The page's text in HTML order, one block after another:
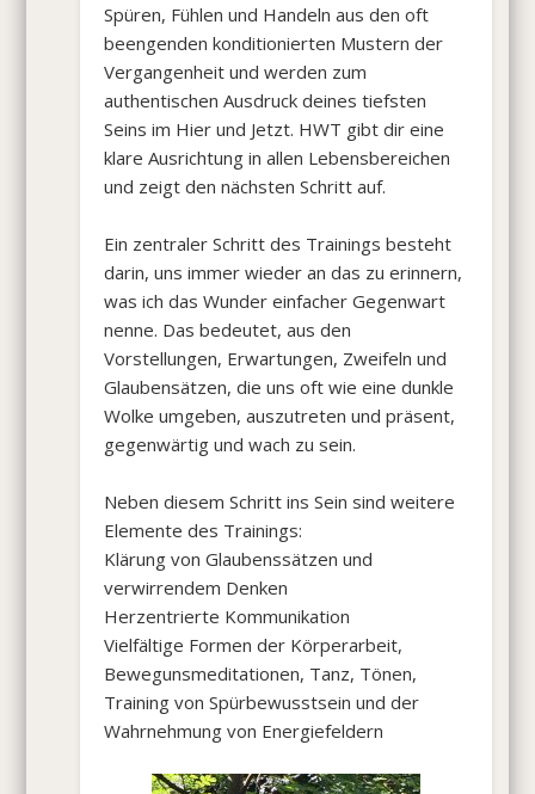
Spüren, Fühlen und Handeln aus den oft
beengenden konditionierten Mustern der
Vergangenheit und werden zum
authentischen Ausdruck deines tiefsten
Seins im Hier und Jetzt. HWT gibt dir eine
klare Ausrichtung in allen Lebensbereichen
und zeigt den nächsten Schritt auf.
Ein zentraler Schritt des Trainings besteht
darin, uns immer wieder an das zu erinnern,
was ich das Wunder einfacher Gegenwart
nenne. Das bedeutet, aus den
Vorstellungen, Erwartungen, Zweifeln und
Glaubensätzen, die uns oft wie eine dunkle
Wolke umgeben, auszutreten und präsent,
gegenwärtig und wach zu sein.
Neben diesem Schritt ins Sein sind weitere
Elemente des Trainings:
Klärung von Glaubenssätzen und
verwirrendem Denken
Herzentrierte Kommunikation
Vielfältige Formen der Körperarbeit,
Bewegunsmeditationen, Tanz, Tönen,
Training von Spürbewusstsein und der
Wahrnehmung von Energiefeldern